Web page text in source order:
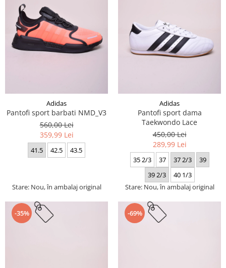
Adidas
Pantofi sport barbati NMD_V3
560,00 Lei
359,99 Lei
41.5 42.5 43.5
Stare: Nou, în ambalaj original
Adidas
Pantofi sport dama
Taekwondo Lace
450,00 Lei
289,99 Lei
35 2/3 37 37 2/3
39
39 2/3
40 1/3
Stare: Nou, în ambalaj original
-35% -69%